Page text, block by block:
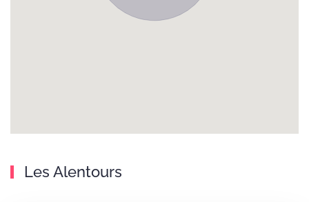
Les Alentours